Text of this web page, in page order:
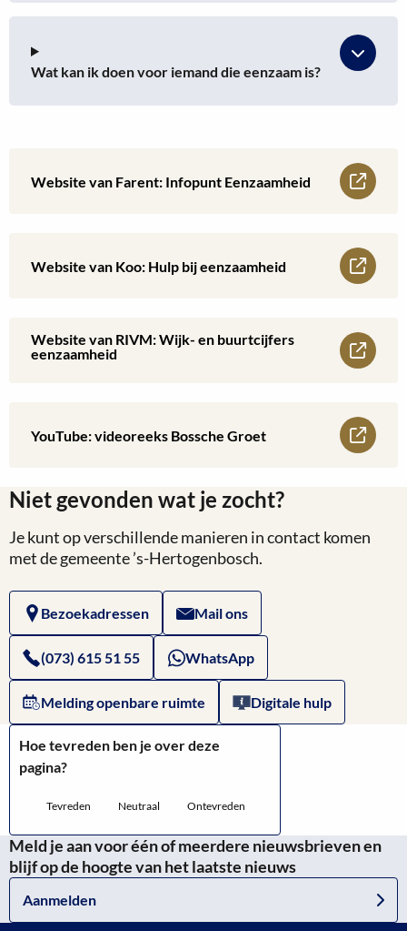
Wat kan ik doen voor iemand die eenzaam is?
Website van Farent: Infopunt Eenzaamheid
Lees
Farent:
Eenzaamheid
Website van Koo: Hulp bij eenzaamheid
Lees
over
Koo:
eenzaamheid
Website van RIVM: Wijk- en buurtcijfers
eenzaamheid
Lees
van
RIVM:
Wijk-
en
buurtcijfers
eenzaamheid
YouTube: videoreeks Bossche Groet
Lees
over
YouTube:
Bossche
Groet
Niet gevonden wat je zocht?
Je kunt op verschillende manieren in contact komen
met de gemeente ’s-Hertogenbosch.
Bezoekadressen Mail ons
(073) 615 51 55 WhatsApp
Melding openbare ruimte Digitale hulp
Hoe tevreden ben je over deze
pagina?
Tevreden Neutraal Ontevreden
Meld je aan voor één of meerdere nieuwsbrieven en
blijf op de hoogte van het laatste nieuws
Aanmelden